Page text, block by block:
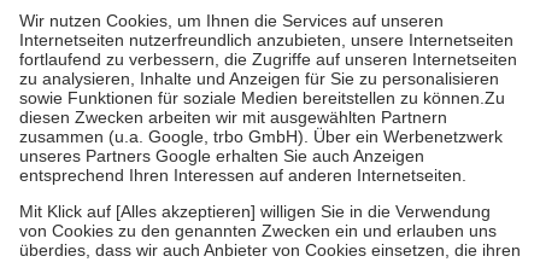
höchstens zehn Euro.
Es sind jedoch nie mehr als die tatsächlichen
Kosten der Leistung zu entrichten.
Diese Regeln gelten grundsätzlich auch für Online-Apotheken.
Bei Heilmitteln und häuslicher Krankenpflege beträgt die
Zuzahlung zehn Prozent der Kosten sowie zehn Euro je
Verordnung.
Um das Engagement der Versicherten für ihre eigene Gesundheit zu
stärken und die besondere Stellung der Familie zu unterstützen,
fallenkeine Zuzahlungenan bei:
• Kindern und Jugendlichen bis zum vollendeten 18. Lebensjahr